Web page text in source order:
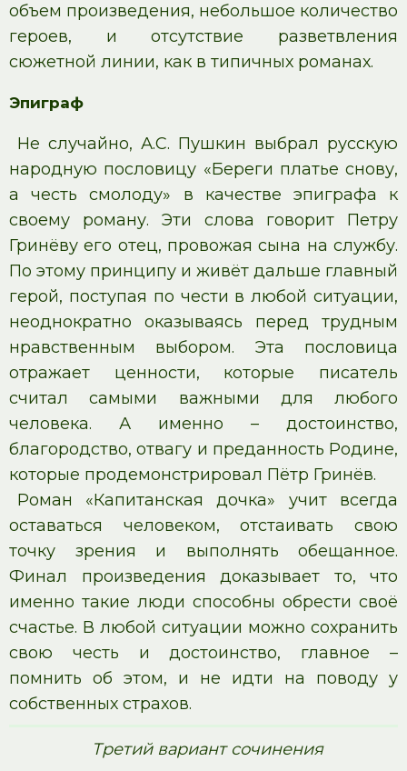
объем произведения, небольшое количество
героев, и отсутствие разветвления
сюжетной линии, как в типичных романах.
Эпиграф
Не случайно, А.С. Пушкин выбрал русскую
народную пословицу «Береги платье снову,
а честь смолоду» в качестве эпиграфа к
своему роману. Эти слова говорит Петру
Гринёву его отец, провожая сына на службу.
По этому принципу и живёт дальше главный
герой, поступая по чести в любой ситуации,
неоднократно оказываясь перед трудным
нравственным выбором. Эта пословица
отражает ценности, которые писатель
считал самыми важными для любого
человека. А именно – достоинство,
благородство, отвагу и преданность Родине,
которые продемонстрировал Пётр Гринёв.
Роман «Капитанская дочка» учит всегда
оставаться человеком, отстаивать свою
точку зрения и выполнять обещанное.
Финал произведения доказывает то, что
именно такие люди способны обрести своё
счастье. В любой ситуации можно сохранить
свою честь и достоинство, главное –
помнить об этом, и не идти на поводу у
собственных страхов.
Третий вариант сочинения